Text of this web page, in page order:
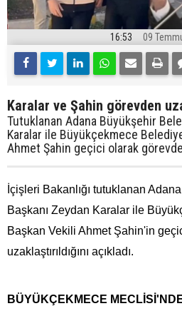
16:53 09
Karalar ve Şahin görevden
Tutuklanan Adana Büyükşehir
Karalar ile Büyükçekmece
Ahmet Şahin geçici olarak
İçişleri Bakanlığı tutuklanan
Başkanı Zeydan Karalar ile
Başkan Vekili Ahmet Şahin'in
uzaklaştırıldığını açıkladı.
BÜYÜKÇEKMECE